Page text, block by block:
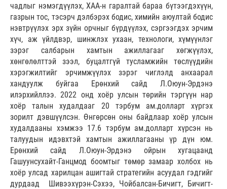
чадлыг нэмэгдүүлэх, ХАА-н гаралтай бараа бүтээгдэхүүн,
газрын тос, тэсэрч дэлбэрэх бодис, химийн аюултай бодис
нэвтрүүлэх эрх зүйн орчныг бүрдүүлэх, сэргээгдэх эрчим
хүч, аж үйлдвэр, шинжлэх ухаан, технологи, хүмүүнлэг
зэрэг салбарын хамтын ажиллагааг хөгжүүлэх,
хөнгөлөлттэй зээл, буцалтгүй тусламжийн төслүүдийн
хэрэгжилтийг эрчимжүүлэх зэрэг чиглэлд анхаарал
хандуулж буйгаа Ерөнхий сайд Л.Оюун-Эрдэнэ
илэрхийллээ. 2022 онд хоёр улсын төрийн тэргүүн нар
хоёр талын худалдааг 20 тэрбум ам.долларт хүргэх
зорилт дэвшүүлсэн. Өнгөрсөн оны байдлаар хоёр улсын
худалдааны хэмжээ 17.6 тэрбум ам.долларт хүрсэн нь
талуудын идэвхтэй хамтын ажиллагааны үр дүн юм.
Ерөнхий сайд Л.Оюун-Эрдэнэ ойрын хугацаанд
Гашуунсухайт-Ганцмод боомтыг төмөр замаар холбох нь
хоёр улсад харилцан ашигтай стратегийн асуудал гэдгийг
дурдаад Шивээхүрэн-Сэхээ, Чойбалсан-Бичигт, Бичигт-